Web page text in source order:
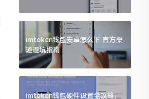
imtoken钱包安卓怎么下 官方渠
道避坑指南
imtoken钱包硬件设置全攻略，